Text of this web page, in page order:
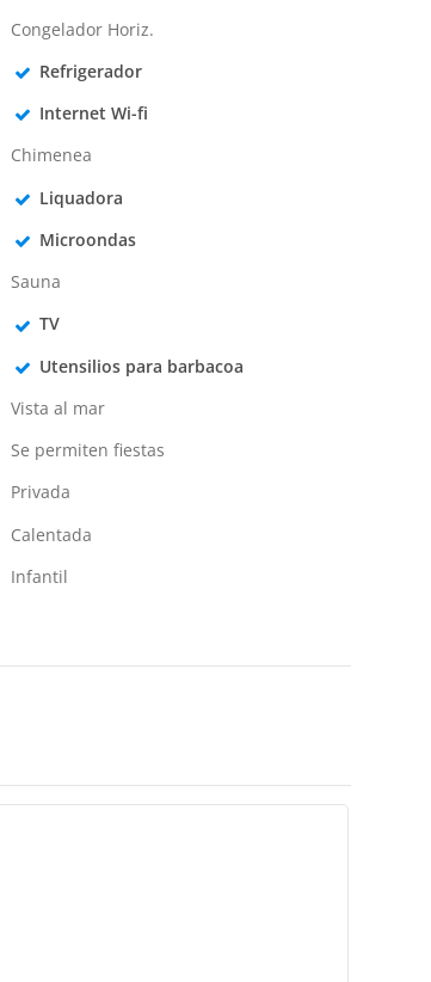
Congelador Horiz.
Refrigerador
Internet Wi-fi
Chimenea
Liquadora
Microondas
Sauna
TV
Utensilios para barbacoa
Vista al mar
Se permiten fiestas
Privada
Calentada
Infantil